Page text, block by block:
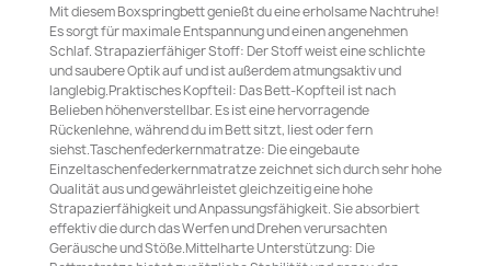
Mit diesem Boxspringbett genießt du eine erholsame Nachtruhe!
Es sorgt für maximale Entspannung und einen angenehmen
Schlaf. Strapazierfähiger Stoff: Der Stoff weist eine schlichte
und saubere Optik auf und ist außerdem atmungsaktiv und
langlebig.Praktisches Kopfteil: Das Bett-Kopfteil ist nach
Belieben höhenverstellbar. Es ist eine hervorragende
Rückenlehne, während du im Bett sitzt, liest oder fern
siehst.Taschenfederkernmatratze: Die eingebaute
Einzeltaschenfederkernmatratze zeichnet sich durch sehr hohe
Qualität aus und gewährleistet gleichzeitig eine hohe
Strapazierfähigkeit und Anpassungsfähigkeit. Sie absorbiert
effektiv die durch das Werfen und Drehen verursachten
Geräusche und Stöße.Mittelharte Unterstützung: Die